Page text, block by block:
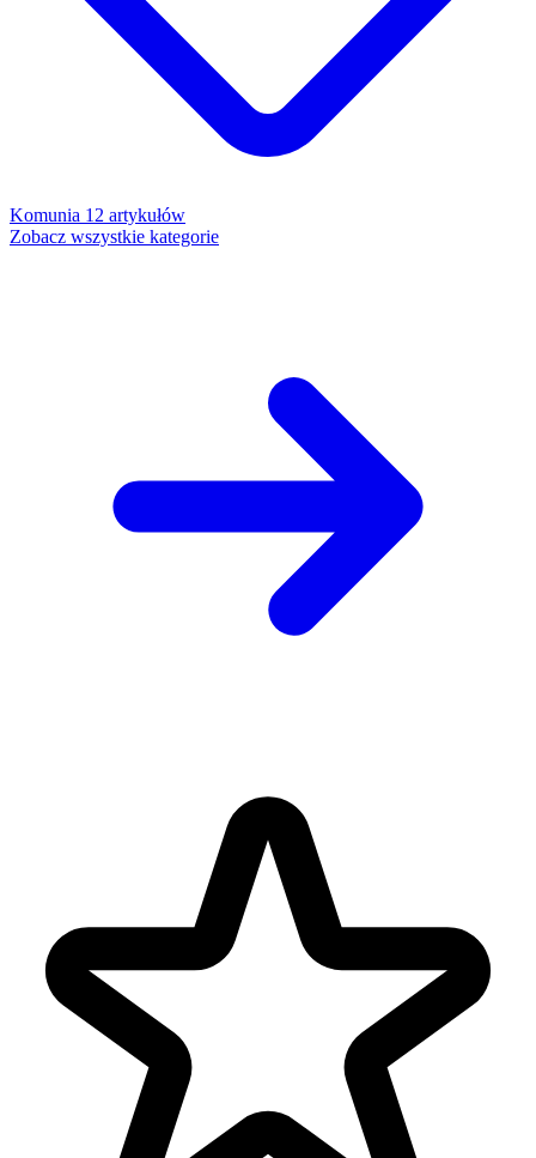
Komunia 12 artykułów
Zobacz wszystkie kategorie